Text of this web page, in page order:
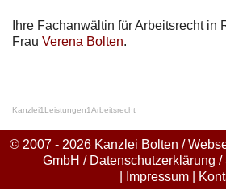
Ihre Fachanwältin für Arbeitsrecht in
Frau Verena Bolten.
Kanzlei1 Leistungen1Arbeitsrecht
© 2007 - 2026 Kanzlei Bolten /
GmbH / Datenschutzerklärung /
Impressum